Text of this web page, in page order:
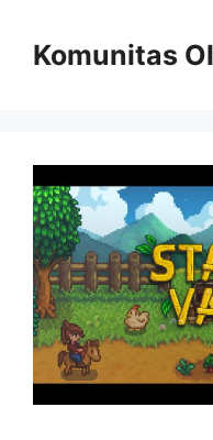
contentKomunitas